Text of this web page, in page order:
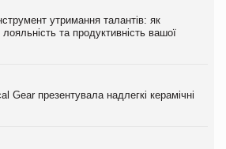
утримання талантів: як
та продуктивність вашої
Gear презентувала надлегкі керамічні